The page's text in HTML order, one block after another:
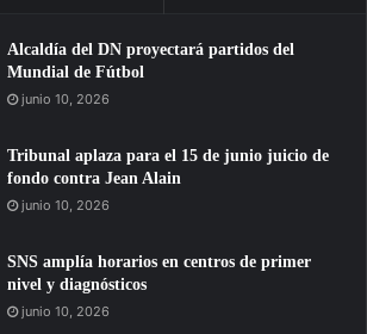
Alcaldía del DN proyectará partidos del
Mundial de Fútbol
junio 10, 2026
Tribunal aplaza para el 15 de junio juicio de
fondo contra Jean Alain
junio 10, 2026
SNS amplía horarios en centros de primer
nivel y diagnósticos
junio 10, 2026